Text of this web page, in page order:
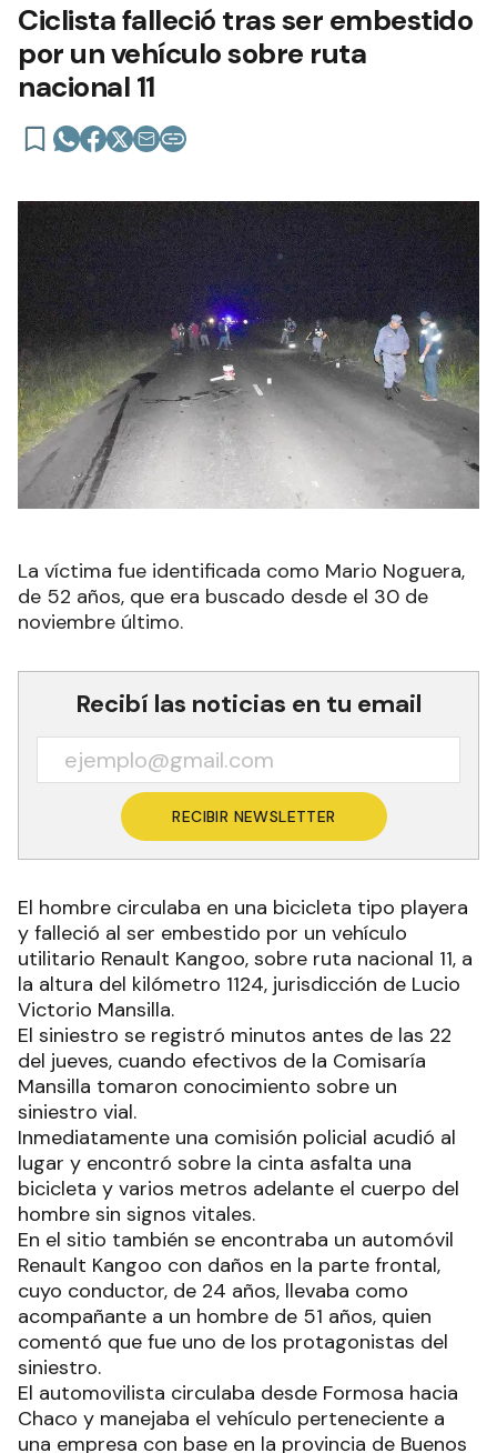
Ciclista falleció tras ser embestido
por un vehículo sobre ruta
nacional 11
La víctima fue identificada como Mario Noguera,
de 52 años, que era buscado desde el 30 de
noviembre último.
Recibí las noticias en tu email
RECIBIR NEWSLETTER
El hombre circulaba en una bicicleta tipo playera
y falleció al ser embestido por un vehículo
utilitario Renault Kangoo, sobre ruta nacional 11, a
la altura del kilómetro 1124, jurisdicción de Lucio
Victorio Mansilla.
El siniestro se registró minutos antes de las 22
del jueves, cuando efectivos de la Comisaría
Mansilla tomaron conocimiento sobre un
siniestro vial.
Inmediatamente una comisión policial acudió al
lugar y encontró sobre la cinta asfalta una
bicicleta y varios metros adelante el cuerpo del
hombre sin signos vitales.
En el sitio también se encontraba un automóvil
Renault Kangoo con daños en la parte frontal,
cuyo conductor, de 24 años, llevaba como
acompañante a un hombre de 51 años, quien
comentó que fue uno de los protagonistas del
siniestro.
El automovilista circulaba desde Formosa hacia
Chaco y manejaba el vehículo perteneciente a
una empresa con base en la provincia de Buenos